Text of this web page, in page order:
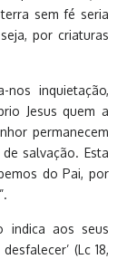
sem fé seria
por criaturas
nos inquietação,
Jesus quem a
permanecem
salvação. Esta
do Pai, por
indica aos seus
(Lc 18,